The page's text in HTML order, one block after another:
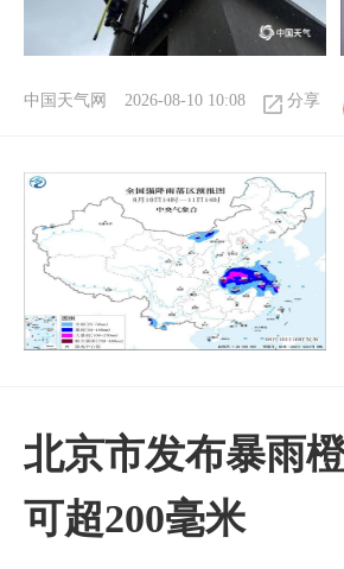
中国天气网 2026-08-10 10:08 分享
北京市发布暴雨
可超200毫米